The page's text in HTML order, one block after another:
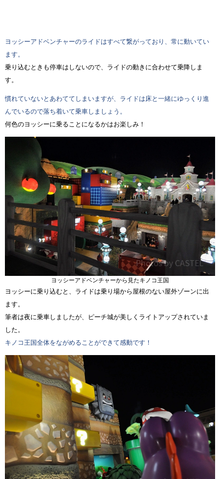
ヨッシーアドベンチャーのライドはすべて繋がっており、常に動いてい
ます。
乗り込むときも停車はしないので、ライドの動きに合わせて乗降しま
す。
慣れていないとあわててしまいますが、ライドは床と一緒にゆっくり進
んでいるので落ち着いて乗車しましょう。
何色のヨッシーに乗ることになるかはお楽しみ！
ヨッシーアドベンチャーから見たキノコ王国
ヨッシーに乗り込むと、ライドは乗り場から屋根のない屋外ゾーンに出
ます。
筆者は夜に乗車しましたが、ピーチ城が美しくライトアップされていま
した。
キノコ王国全体をながめることができて感動です！